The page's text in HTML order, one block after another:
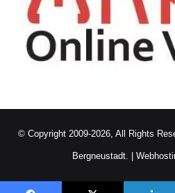
© Copyright 2009-2026, All Rights
Bergneustadt.